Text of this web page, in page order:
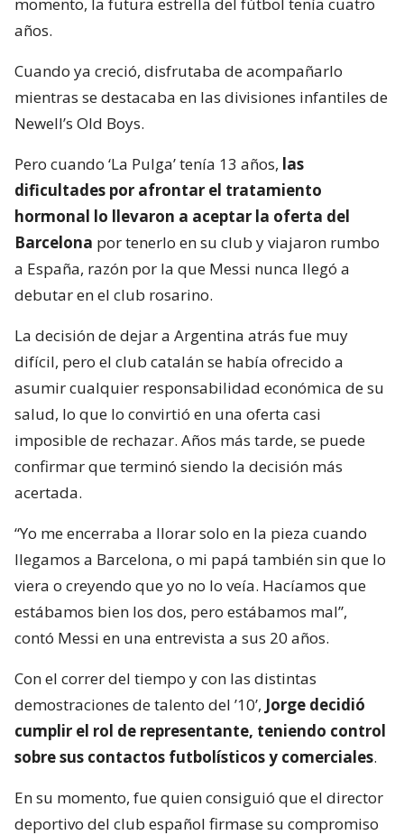
años.
Cuando ya creció, disfrutaba de acompañarlo
mientras se destacaba en las divisiones infantiles de
Newell’s Old Boys.
Pero cuando ‘La Pulga’ tenía 13 años, las
dificultades por afrontar el tratamiento
hormonal lo llevaron a aceptar la oferta del
Barcelona por tenerlo en su club y viajaron rumbo
a España, razón por la que Messi nunca llegó a
debutar en el club rosarino.
La decisión de dejar a Argentina atrás fue muy
difícil, pero el club catalán se había ofrecido a
asumir cualquier responsabilidad económica de su
salud, lo que lo convirtió en una oferta casi
imposible de rechazar. Años más tarde, se puede
confirmar que terminó siendo la decisión más
acertada.
“Yo me encerraba a llorar solo en la pieza cuando
llegamos a Barcelona, o mi papá también sin que lo
viera o creyendo que yo no lo veía. Hacíamos que
estábamos bien los dos, pero estábamos mal”,
contó Messi en una entrevista a sus 20 años.
Con el correr del tiempo y con las distintas
demostraciones de talento del ’10’, Jorge decidió
cumplir el rol de representante, teniendo control
sobre sus contactos futbolísticos y comerciales.
En su momento, fue quien consiguió que el director
deportivo del club español firmase su compromiso